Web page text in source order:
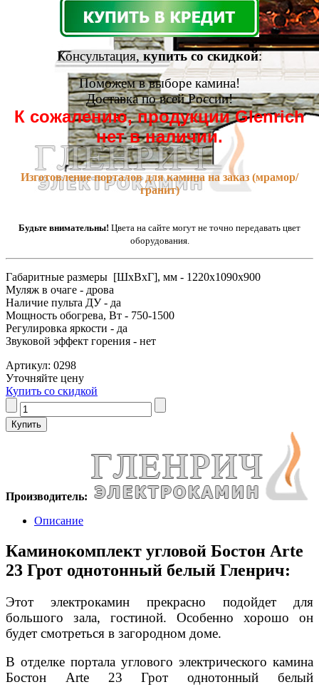
Консультация,купить со скидкой:
Поможем в выборе камина!
Доставка по всей России!
К сожалению, продукции Glenrich
нет в наличии.
Изготовление порталов для камина на заказ (мрамор/
гранит)
Будьте внимательны! Цвета на сайте могут не точно передавать цвет
оборудования.
Габаритные размеры [ШxВxГ], мм - 1220x1090x900
Муляж в очаге - дрова
Наличие пульта ДУ - да
Мощность обогрева, Вт - 750-1500
Регулировка яркости - да
Звуковой эффект горения - нет
Артикул: 0298
Уточняйте цену
Купить со скидкой
Производитель:
Описание
Каминокомплект угловой Бостон Arte
23 Грот однотонный белый Гленрич:
Этот электрокамин прекрасно подойдет для
большого зала, гостиной. Особенно хорошо он
будет смотреться в загородном доме.
В отделке портала углового электрического камина
Бостон Arte 23 Грот однотонный белый